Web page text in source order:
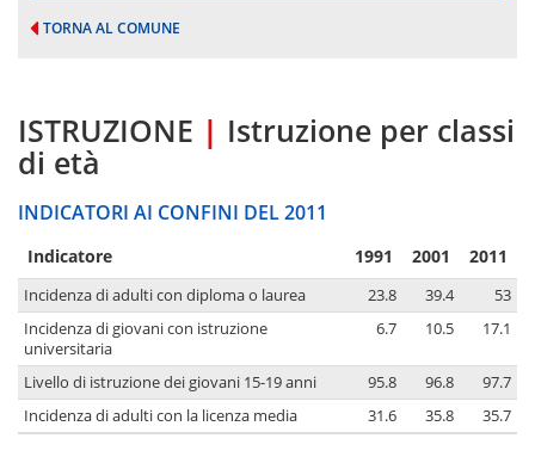
TORNA AL COMUNE
ISTRUZIONE | Istruzione per classi
di età
INDICATORI AI CONFINI DEL 2011
Indicatore 1991 2001 2011
Incidenza di adulti con diploma o laurea 23.8 39.4
53
Incidenza di giovani con istruzione
universitaria
6.7 10.5 17.1
Livello di istruzione dei giovani 15-19 anni 95.8 96.8
97.7
Incidenza di adulti con la licenza media
31.6 35.8 35.7